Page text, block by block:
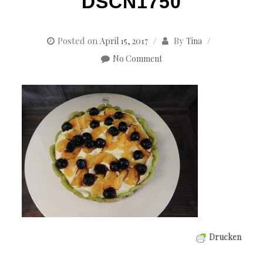
Posted on April 15, 2017 By Tina
No Comment
Drucken